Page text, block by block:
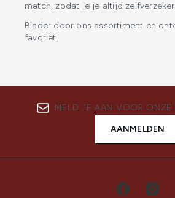
match, zodat je je altijd
Blader door ons assortiment en
favoriet!
MELD JE AAN VOOR ONZE
AANMELDEN